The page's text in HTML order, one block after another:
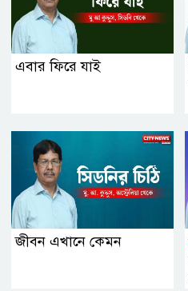
এবার ফিরে যাই
জীবন এখানে কেমন